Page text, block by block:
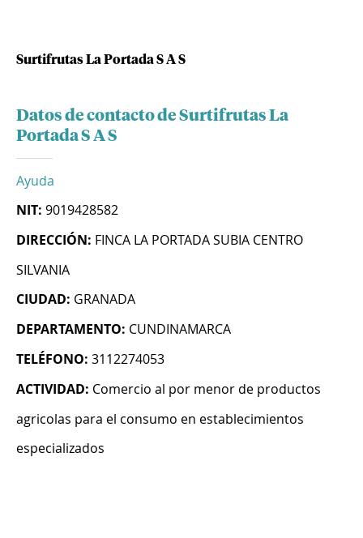
Surtifrutas La Portada S A S
Datos de contacto de Surtifrutas La
Portada S A S
Ayuda
NIT: 9019428582
DIRECCIÓN: FINCA LA PORTADA SUBIA CENTRO
SILVANIA
CIUDAD: GRANADA
DEPARTAMENTO: CUNDINAMARCA
TELÉFONO: 3112274053
ACTIVIDAD: Comercio al por menor de productos
agricolas para el consumo en establecimientos
especializados